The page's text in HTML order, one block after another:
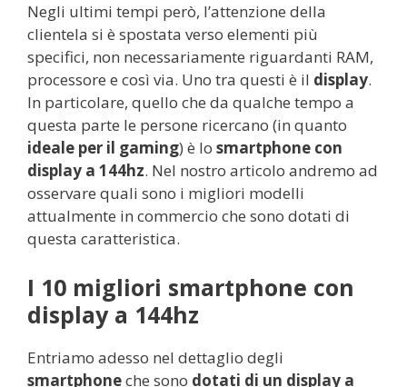
Negli ultimi tempi però, l’attenzione della
clientela si è spostata verso elementi più
specifici, non necessariamente riguardanti RAM,
processore e così via. Uno tra questi è il display.
In particolare, quello che da qualche tempo a
questa parte le persone ricercano (in quanto
ideale per il gaming) è lo smartphone con
display a 144hz. Nel nostro articolo andremo ad
osservare quali sono i migliori modelli
attualmente in commercio che sono dotati di
questa caratteristica.
I 10 migliori smartphone con
display a 144hz
Entriamo adesso nel dettaglio degli
smartphoneche sono dotati di un display a